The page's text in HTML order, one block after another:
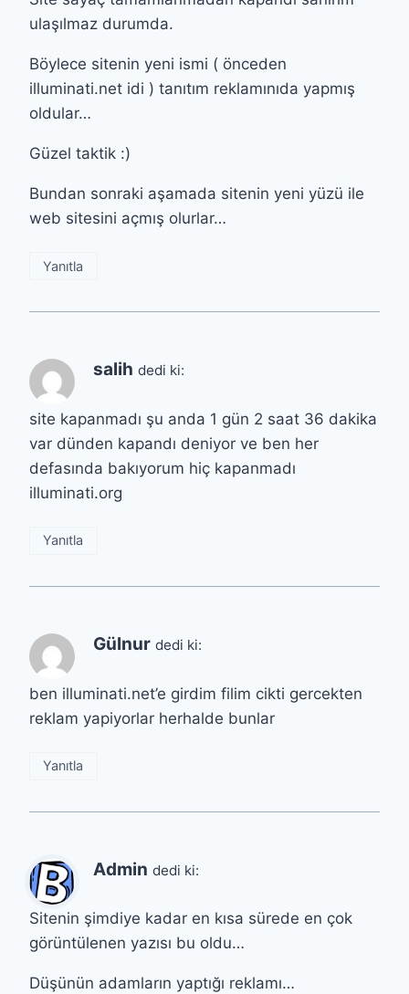
ulaşılmaz durumda.
Böylece sitenin yeni ismi ( önceden
illuminati.net idi ) tanıtım reklamınıda yapmış
oldular…
Güzel taktik :)
Bundan sonraki aşamada sitenin yeni yüzü ile
web sitesini açmış olurlar…
Yanıtla
salih dedi ki:
site kapanmadı şu anda 1 gün 2 saat 36 dakika
var dünden kapandı deniyor ve ben her
defasında bakıyorum hiç kapanmadı
illuminati.org
Yanıtla
Gülnur dedi ki:
ben illuminati.net’e girdim filim cikti gercekten
reklam yapiyorlar herhalde bunlar
Yanıtla
Admin dedi ki:
Sitenin şimdiye kadar en kısa sürede en çok
görüntülenen yazısı bu oldu…
Düşünün adamların yaptığı reklamı…